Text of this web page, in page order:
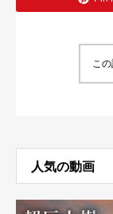
こ
人気の動画